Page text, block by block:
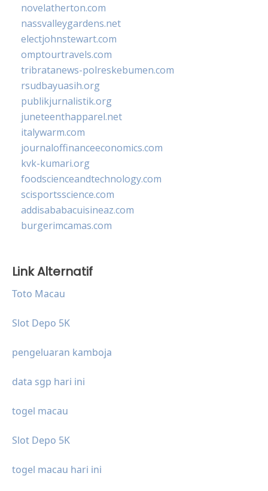
novelatherton.com
nassvalleygardens.net
electjohnstewart.com
omptourtravels.com
tribratanews-polreskebumen.com
rsudbayuasih.org
publikjurnalistik.org
juneteenthapparel.net
italywarm.com
journaloffinanceeconomics.com
kvk-kumari.org
foodscienceandtechnology.com
scisportsscience.com
addisababacuisineaz.com
burgerimcamas.com
Link Alternatif
Toto Macau
Slot Depo 5K
pengeluaran kamboja
data sgp hari ini
togel macau
Slot Depo 5K
togel macau hari ini